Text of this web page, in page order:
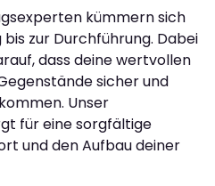
kümmern sich
zur Durchführung. Dabei
dass deine wertvollen
sicher und
Unser
für eine sorgfältige
und den Aufbau deiner